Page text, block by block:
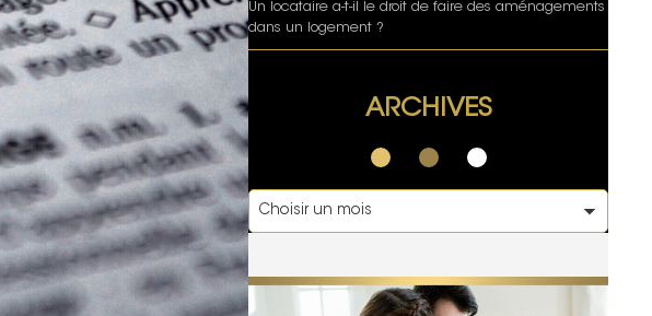
Un locataire a-t-il le droit de faire des aménagements
dans un logement ?
ARCHIVES